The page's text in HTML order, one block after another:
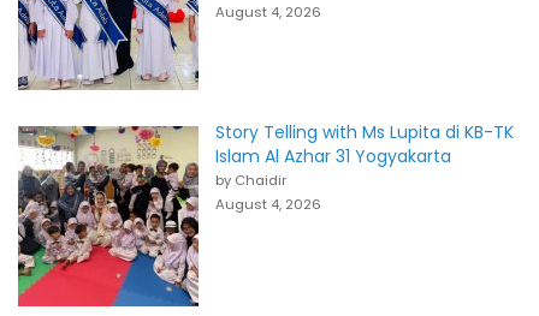
August 4, 2026
Story Telling with Ms Lupita di KB-TK
Islam Al Azhar 31 Yogyakarta
by Chaidir
August 4, 2026